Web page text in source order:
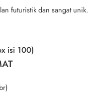
futuristik dan sangat unik.
isi 100)